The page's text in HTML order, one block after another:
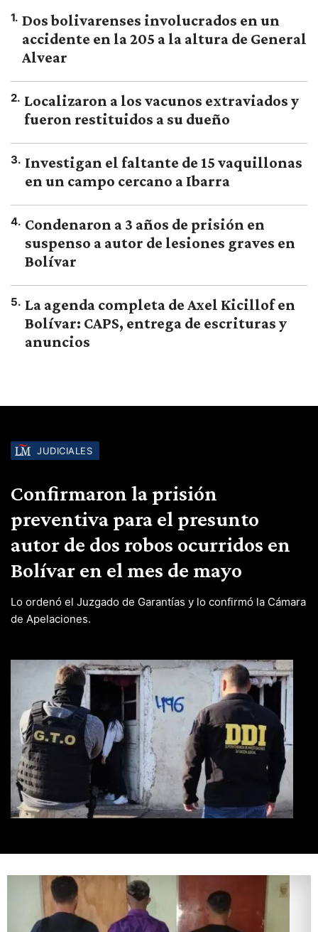
1. Dos bolivarenses involucrados en un
accidente en la 205 a la altura de General
Alvear
2. Localizaron a los vacunos extraviados y
fueron restituidos a su dueño
3. Investigan el faltante de 15 vaquillonas
en un campo cercano a Ibarra
4. Condenaron a 3 años de prisión en
suspenso a autor de lesiones graves en
Bolívar
5. La agenda completa de Axel Kicillof en
Bolívar: CAPS, entrega de escrituras y
anuncios
JUDICIALES
Confirmaron la prisión
preventiva para el presunto
autor de dos robos ocurridos en
Bolívar en el mes de mayo
Lo ordenó el Juzgado de Garantías y lo confirmó la Cámara
de Apelaciones.